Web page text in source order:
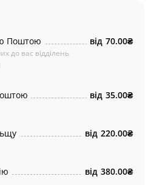
Поштою
до вас відділень
від 70.00₴
від 35.00₴
від 220.00₴
від 380.00₴